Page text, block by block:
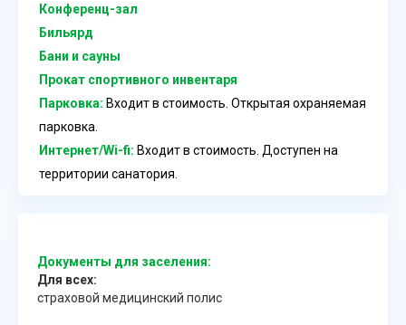
Конференц-зал
Бильярд
Бани и сауны
Прокат спортивного инвентаря
Парковка: Входит в стоимость. Открытая охраняемая
парковка.
Интернет/Wi-fi: Входит в стоимость. Доступен на
территории санатория.
Документы для заселения:
Для всех:
страховой медицинский полис